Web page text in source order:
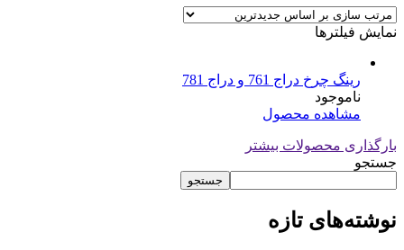
نمایش فیلترها
رینگ چرخ دراج 761 و دراج 781
ناموجود
مشاهده محصول
بارگذاری محصولات بیشتر
جستجو
جستجو
نوشته‌های تازه